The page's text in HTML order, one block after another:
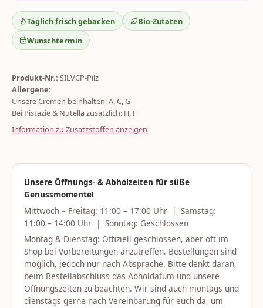
Täglich frisch gebacken
Bio-Zutaten
Wunschtermin
Produkt-Nr.: SILVCP-Pilz
Allergene:
Unsere Cremen beinhalten: A, C, G
Bei Pistazie & Nutella zusätzlich: H, F
Information zu Zusatzstoffen anzeigen
Unsere Öffnungs- & Abholzeiten für süße
Genussmomente!
Mittwoch – Freitag: 11:00 – 17:00 Uhr | Samstag:
11:00 – 14:00 Uhr | Sonntag: Geschlossen
Montag & Dienstag: Offiziell geschlossen, aber oft im
Shop bei Vorbereitungen anzutreffen. Bestellungen sind
möglich, jedoch nur nach Absprache. Bitte denkt daran,
beim Bestellabschluss das Abholdatum und unsere
Öffnungszeiten zu beachten. Wir sind auch montags und
dienstags gerne nach Vereinbarung für euch da, um